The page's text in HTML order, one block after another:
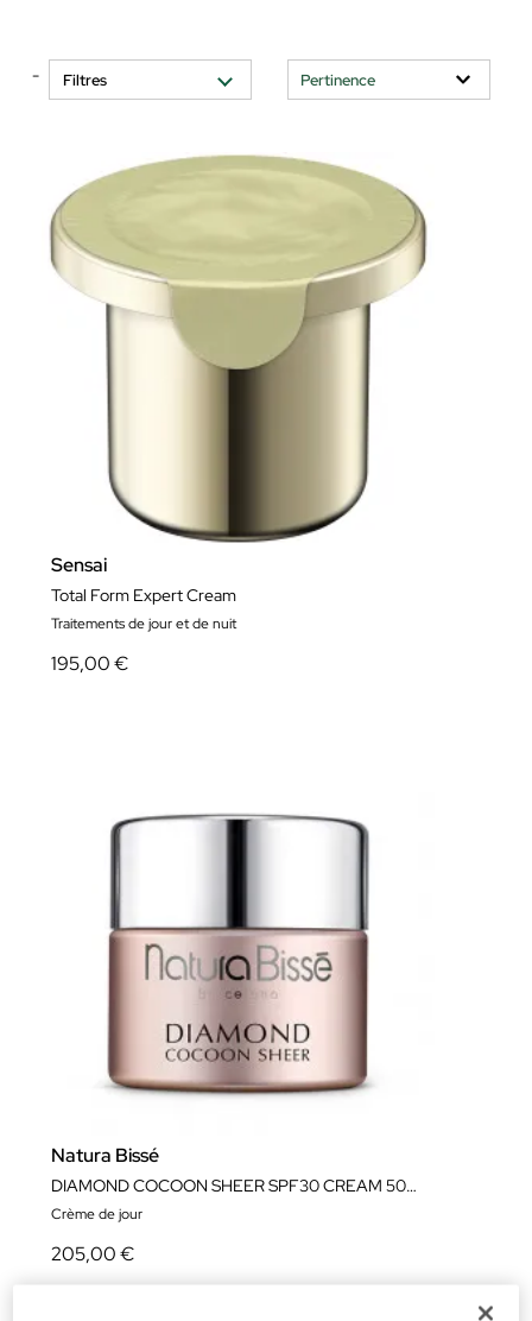
- Filtres
Sensai
Total Form Expert Cream
Traitements de jour et de nuit
195,00 €
Natura Bissé
DIAMOND COCOON SHEER SPF30 CREAM 50ML
Crème de jour
205,00 €